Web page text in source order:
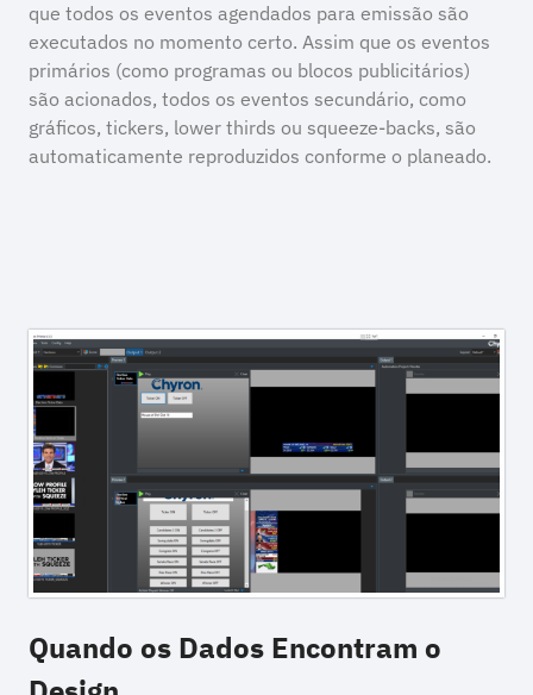
que todos os eventos agendados para emissão são
executados no momento certo. Assim que os eventos
primários (como programas ou blocos publicitários)
são acionados, todos os eventos secundário, como
gráficos, tickers, lower thirds ou squeeze-backs, são
automaticamente reproduzidos conforme o planeado.
Quando os Dados Encontram o